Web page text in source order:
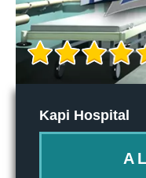
Kapi Hospital